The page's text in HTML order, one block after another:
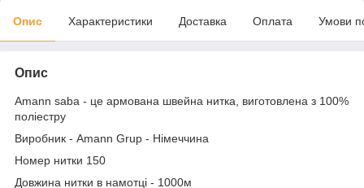
Опис Характеристики Доставка Оплата Умови
Опис
Amann saba - це армована швейна нитка, виготовлена з 100%
поліестру
Виробник - Amann Grup - Німеччина
Номер нитки 150
Довжина нитки в намотці - 1000м